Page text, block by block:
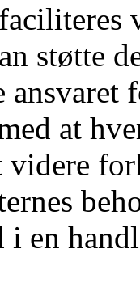
støtte
at
videre
i en